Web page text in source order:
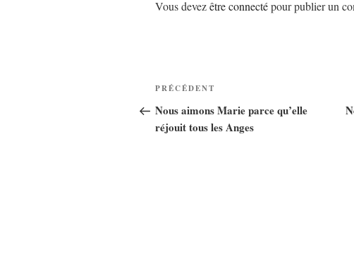
Vous devezêtre connectépour publier un
Navigation
de
l’article
Article
précédent
PRÉCÉDENT
Nous aimons Marie parce qu’elle
réjouit tous les Anges